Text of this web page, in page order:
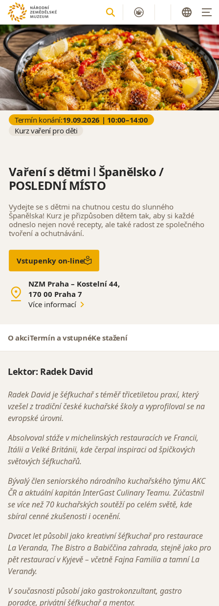
Termín konání:19.09.2026 | 10:00–14:00
Kurz vaření pro děti
Vaření s dětmi ǀ Španělsko /
POSLEDNÍ MÍSTO
Vydejte se s dětmi na chutnou cestu do slunného
Španělska! Kurz je přizpůsoben dětem tak, aby si každé
odneslo nejen nové recepty, ale také radost ze společného
tvoření a ochutnávání.
Vstupenky on-line
NZM Praha – Kostelní 44,
170 00 Praha 7
Více informací
O akciTermín a vstupnéKe stažení
Lektor: Radek David
Radek David je šéfkuchař s téměř třicetiletou praxí, který
vzešel z tradiční české kuchařské školy a vyprofiloval se na
evropské úrovni.
Absolvoval stáže v michelinských restauracích ve Francii,
Itálii a Velké Británii, kde čerpal inspiraci od špičkových
světových šéfkuchařů.
Bývalý člen seniorského národního kuchařského týmu AKC
ČR a aktuální kapitán InterGast Culinary Teamu. Zúčastnil
se více než 70 kuchařských soutěží po celém světě, kde
sbíral cenné zkušenosti i ocenění.
Dvacet let působil jako kreativní šéfkuchař pro restaurace
La Veranda, The Bistro a Babiččina zahrada, stejně jako pro
pět restaurací v Kyjevě – včetně Fajna Familia a tamní La
Verandy.
V současnosti působí jako gastrokonzultant, gastro
poradce, privátní šéfkuchař a mentor.